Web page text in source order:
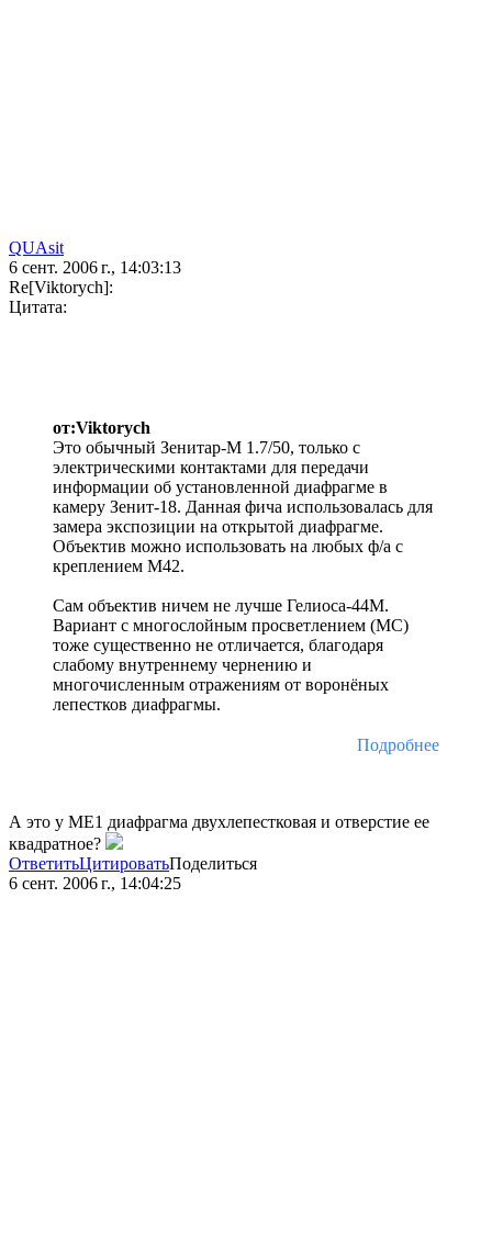
QUAsit
6 сент. 2006 г., 14:03:13
Re[Viktorych]:
Цитата:
от:Viktorych
Это обычный Зенитар-М 1.7/50, только с
электрическими контактами для передачи
информации об установленной диафрагме в
камеру Зенит-18. Данная фича использовалась для
замера экспозиции на открытой диафрагме.
Объектив можно использовать на любых ф/а с
креплением М42.
Сам объектив ничем не лучше Гелиоса-44М.
Вариант с многослойным просветлением (МС)
тоже существенно не отличается, благодаря
слабому внутреннему чернению и
многочисленным отражениям от воронёных
лепестков диафрагмы.
Подробнее
А это у МЕ1 диафрагма двухлепестковая и отверстие ее
квадратное?
ОтветитьЦитироватьПоделиться
6 сент. 2006 г., 14:04:25